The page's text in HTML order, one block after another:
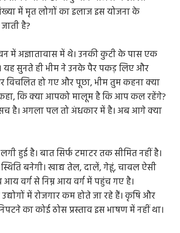
में मृत लोगों का इलाज इस योजना के
है?
में अज्ञातावास में थे। उनकी कुटी के पास एक
यह सुनते ही भीम ने उनके पैर पकड़ लिए और
विचलित हो गए और पूछा, भीम तुम कहना क्या
कहा, कि क्या आपको मालूम है कि आप कल रहेंगे?
है। अगला पल तो अंधकार में है। अब आगे क्या
हुई है। बात सिर्फ टमाटर तक सीमित नहीं है।
बनेगी। खाद्य तेल, दालें, गेहूं, चावल ऐसी
आय वर्ग से निम्न आय वर्ग में पहुंच गए है।
में रोजगार कम होते जा रहे हैं। कृषि और
का कोई ठोस प्रस्ताव इस भाषण में नहीं था।